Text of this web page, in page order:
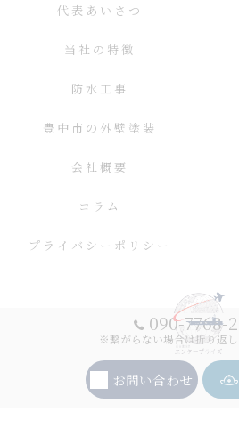
090-7768-
※繋がらない場合は折り返し
お問い合わせ
代表あいさつ
当社の特徴
防水工事
豊中市の外壁塗装
会社概要
コラム
プライバシーポリシー
© 2026 大阪の外壁塗装ならエンタープライ